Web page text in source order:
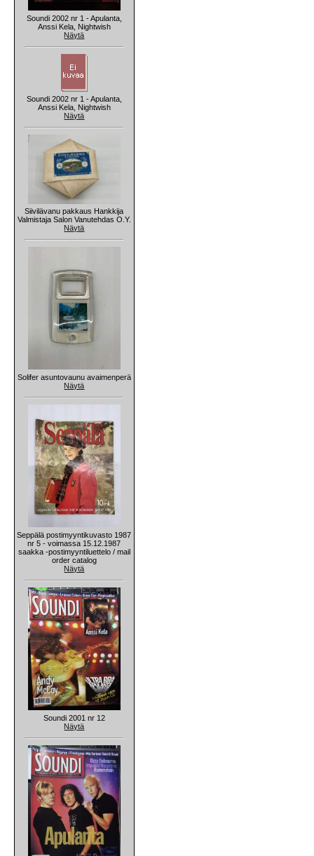
Soundi 2002 nr 1 - Apulanta,
Anssi Kela, Nightwish
Näytä
Soundi 2002 nr 1 - Apulanta,
Anssi Kela, Nightwish
Näytä
Siivilävanu pakkaus Hankkija
Valmistaja Salon Vanutehdas O.Y.
Näytä
Solifer asuntovaunu avaimenperä
Näytä
Seppälä postimyyntikuvasto 1987
nr 5 - voimassa 15.12.1987
saakka -postimyyntiluettelo / mail
order catalog
Näytä
Soundi 2001 nr 12
Näytä